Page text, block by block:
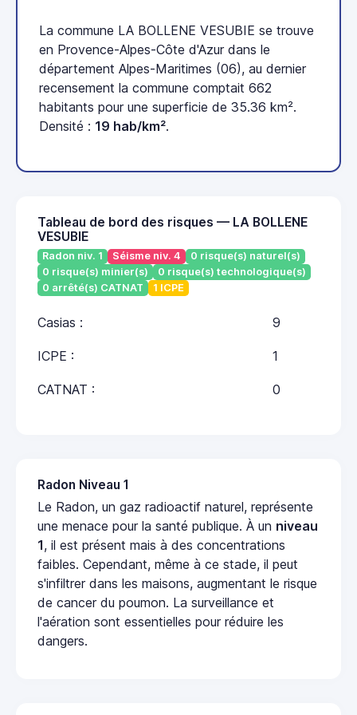
La commune LA BOLLENE VESUBIE se trouve
en Provence-Alpes-Côte d'Azur dans le
département Alpes-Maritimes (06), au dernier
recensement la commune comptait 662
habitants pour une superficie de 35.36 km².
Densité : 19 hab/km².
Tableau de bord des risques — LA BOLLENE
VESUBIE
Radon niv. 1 Séisme niv. 4
0 risque(s) naturel(s)
0 risque(s) minier(s)
0 risque(s) technologique(s)
0 arrêté(s) CATNAT
1 ICPE
Casias : 9
ICPE : 1
CATNAT : 0
Radon Niveau 1
Le Radon, un gaz radioactif naturel, représente
une menace pour la santé publique. À un niveau
1, il est présent mais à des concentrations
faibles. Cependant, même à ce stade, il peut
s'infiltrer dans les maisons, augmentant le risque
de cancer du poumon. La surveillance et
l'aération sont essentielles pour réduire les
dangers.